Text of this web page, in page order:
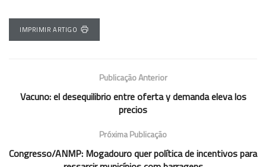
IMPRIMIR ARTIGO
Publicação Anterior
Vacuno: el desequilibrio entre oferta y demanda eleva los
precios
Próxima Publicação
Congresso/ANMP: Mogadouro quer política de incentivos para